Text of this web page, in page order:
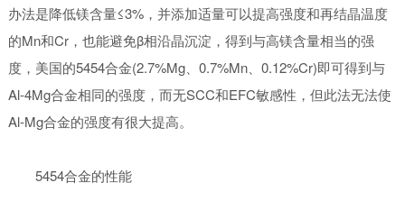
办法是降低镁含量≤3%，并添加适量可以提高强度和再结晶温度
的Mn和Cr，也能避免β相沿晶沉淀，得到与高镁含量相当的强
度，美国的5454合金(2.7%Mg、0.7%Mn、0.12%Cr)即可得到与
Al-4Mg合金相同的强度，而无SCC和EFC敏感性，但此法无法使
Al-Mg合金的强度有很大提高。
5454合金的性能